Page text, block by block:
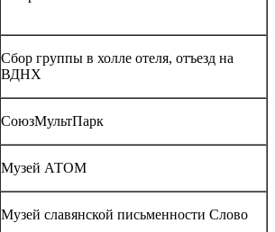
Сбор группы в холле отеля, отъезд на
ВДНХ
СоюзМультПарк
Музей АТОМ
Музей славянской письменности Слово